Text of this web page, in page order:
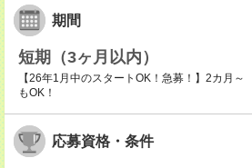
期間
短期（3ヶ月以内）
【26年1月中のスタートOK！急募！】2カ月
もOK！
応募資格・条件